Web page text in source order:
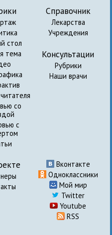
стол
тема
со
с
Справочник
Лекарства
Учреждения
Консультации
Рубрики
Наши врачи
Вконтакте
Одноклассники
Мой мир
Twitter
Youtube
RSS